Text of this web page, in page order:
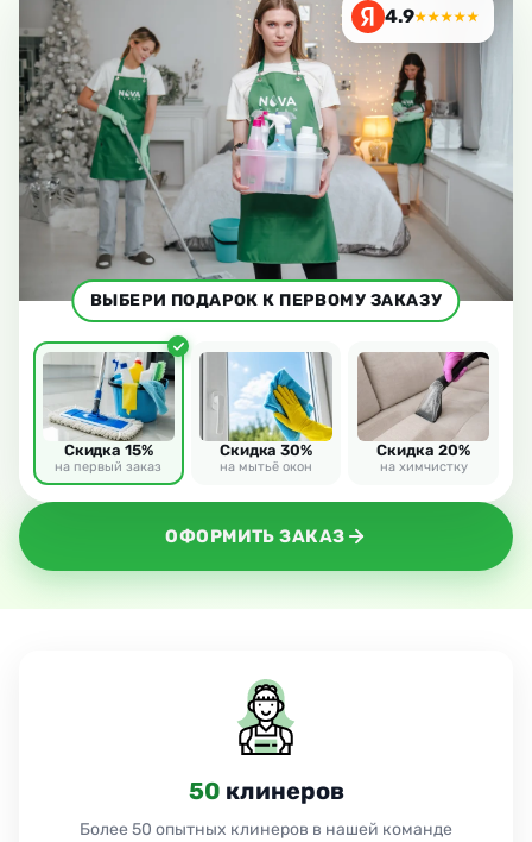
ОФОРМИТЬ ЗАКАЗ
4.9★★★★★
ВЫБЕРИ ПОДАРОК К ПЕРВОМУ ЗАКАЗУ
Скидка 15%
на первый заказ
Скидка 30%
на мытьё окон
Скидка 20%
на химчистку
50 клинеров
Более 50 опытных клинеров в нашей команде